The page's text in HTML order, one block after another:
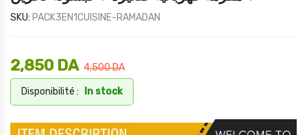
SKU: PACK3EN1CUISINE-RAMADAN
4,500DA
2,850 DA
Disponibilité : In stock